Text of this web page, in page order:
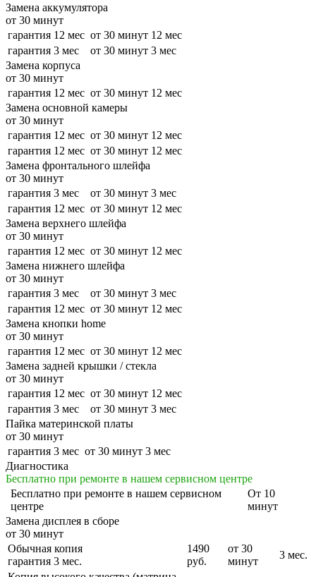
Замена аккумулятора
от 30 минут
гарантия 12 мес от 30 минут 12 мес
гарантия 3 мес
от 30 минут 3 мес
Замена корпуса
от 30 минут
гарантия 12 мес от 30 минут 12 мес
Замена основной камеры
от 30 минут
гарантия 12 мес от 30 минут 12 мес
гарантия 12 мес от 30 минут 12 мес
Замена фронтального шлейфа
от 30 минут
гарантия 3 мес
от 30 минут 3 мес
гарантия 12 мес от 30 минут 12 мес
Замена верхнего шлейфа
от 30 минут
гарантия 12 мес от 30 минут 12 мес
Замена нижнего шлейфа
от 30 минут
гарантия 3 мес
от 30 минут 3 мес
гарантия 12 мес от 30 минут 12 мес
Замена кнопки home
от 30 минут
гарантия 12 мес от 30 минут 12 мес
Замена задней крышки / стекла
от 30 минут
гарантия 12 мес от 30 минут 12 мес
гарантия 3 мес
от 30 минут 3 мес
Пайка материнской платы
от 30 минут
гарантия 3 мес от 30 минут 3 мес
Диагностика
Бесплатно при ремонте в нашем сервисном центре
Бесплатно при ремонте в нашем сервисном
центре
От 10
минут
Замена дисплея в сборе
от 30 минут
Обычная копия
гарантия 3 мес.
1490
руб.
от 30
минут
3 мес.